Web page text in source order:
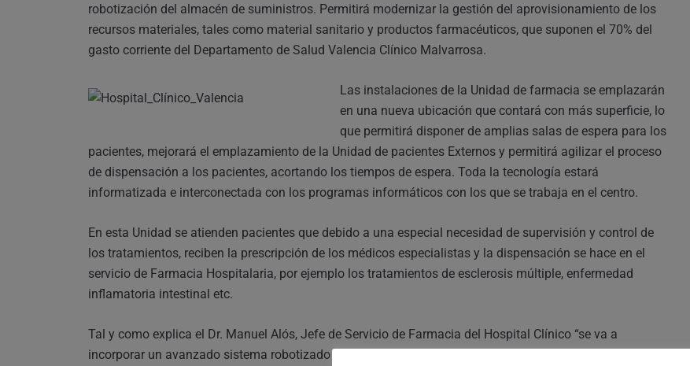
robotización del almacén de suministros. Permitirá modernizar la gestión del aprovisionamiento de los
recursos materiales, tales como material sanitario y productos farmacéuticos, que suponen el 70% del
gasto corriente del Departamento de Salud Valencia Clínico Malvarrosa.
Las instalaciones de la Unidad de farmacia se emplazarán
en una nueva ubicación que contará con más superficie, lo
que permitirá disponer de amplias salas de espera para los
pacientes, mejorará el emplazamiento de la Unidad de pacientes Externos y permitirá agilizar el proceso
de dispensación a los pacientes, acortando los tiempos de espera. Toda la tecnología estará
informatizada e interconectada con los programas informáticos con los que se trabaja en el centro.
En esta Unidad se atienden pacientes que debido a una especial necesidad de supervisión y control de
los tratamientos, reciben la prescripción de los médicos especialistas y la dispensación se hace en el
servicio de Farmacia Hospitalaria, por ejemplo los tratamientos de esclerosis múltiple, enfermedad
inflamatoria intestinal etc.
Tal y como explica el Dr. Manuel Alós, Jefe de Servicio de Farmacia del Hospital Clínico “se va a
incorporar un avanzado sistema robotizado que va a permitir aumentar la calidad y seguridad en los